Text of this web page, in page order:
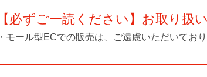
【必ずご一読ください】 お取り扱
・モール型ECでの販売は、ご遠慮いただいており